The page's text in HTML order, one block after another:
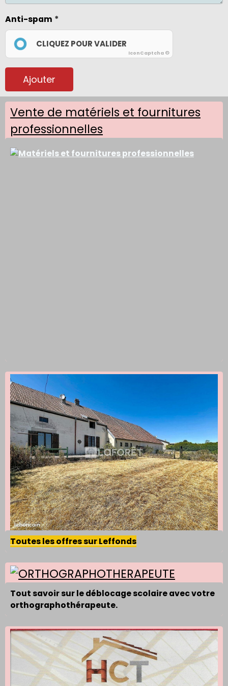
Anti-spam
CLIQUEZ POUR VALIDER
IconCaptcha ©
Ajouter
Vente de matériels et fournitures
professionnelles
Toutes les offres sur Leffonds
Tout savoir sur le déblocage scolaire avec votre
orthographothérapeute.